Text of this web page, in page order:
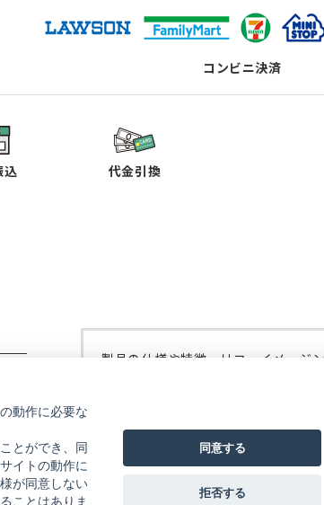
コンビニ決済
込 代金引換
製品の仕様や特徴、リコーイメージ
修理などについては、リコーイメー
リコーイメージング株式会社の公式
動作に必要な
とができ、同
イトの動作に
が同意しない
ことはありま
同意する
拒否する